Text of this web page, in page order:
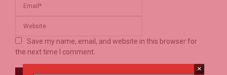
Save my name, email, and website in this browser for
the next time I comment.
×